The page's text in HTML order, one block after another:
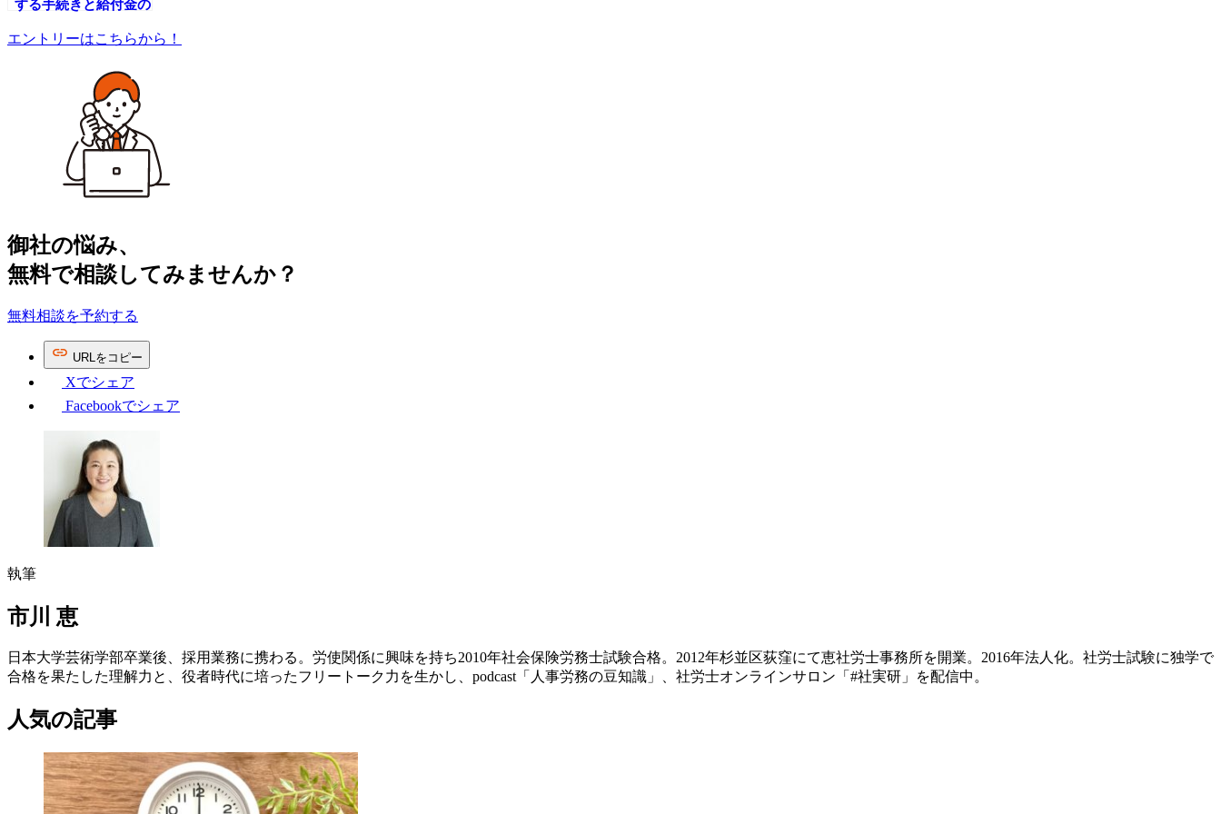
する手続きと給付金の
に必要な手続きと受け
エントリーはこちらから！
御社の​悩み、
無料で​相談してみませんか？
無料相談を予約する
URL を コピー
Xでシェア
Facebookでシェア
執筆
市川 恵
日本大学芸術学部卒業後、採用業務に携わる。労使関係に興味を持ち2010年社会保険労務士試験合格。2012年杉並区荻窪にて恵社労士事務所を開業。2016年法人化。社労士試験に独学で
合格を果たした理解力と、役者時代に培ったフリートーク力を生かし、podcast「人事労務の豆知識」、社労士オンラインサロン「#社実研」を配信中。
人気の記事